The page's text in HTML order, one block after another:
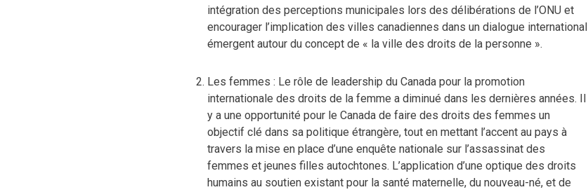
intégration des perceptions municipales lors des délibérations de l’ONU et
encourager l’implication des villes canadiennes dans un dialogue international
émergent autour du concept de « la ville des droits de la personne ».
Les femmes : Le rôle de leadership du Canada pour la promotion
internationale des droits de la femme a diminué dans les dernières années. Il
y a une opportunité pour le Canada de faire des droits des femmes un
objectif clé dans sa politique étrangère, tout en mettant l’accent au pays à
travers la mise en place d’une enquête nationale sur l’assassinat des
femmes et jeunes filles autochtones. L’application d’une optique des droits
humains au soutien existant pour la santé maternelle, du nouveau-né, et de